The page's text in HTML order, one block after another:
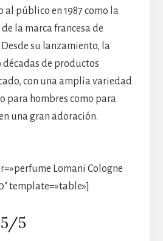
al público en 1987 como la
la marca francesa de
su lanzamiento, la
de productos
con una amplia variedad
para hombres como para
una gran adoración.
Lomani Cologne
template=»table»]
5/5